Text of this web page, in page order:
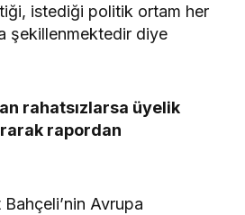
istediği politik ortam her
şekillenmektedir diye
rahatsızlarsa üyelik
rapordan
Avrupa